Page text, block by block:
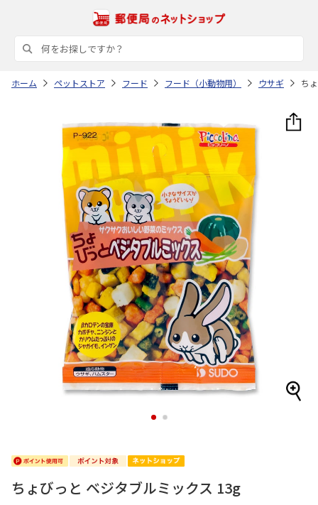
ホーム ペットストア フード フード（小動物用） ウサギ ち
1 2
ちょびっと ベジタブルミックス 13g